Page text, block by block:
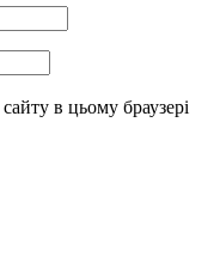
в цьому браузері